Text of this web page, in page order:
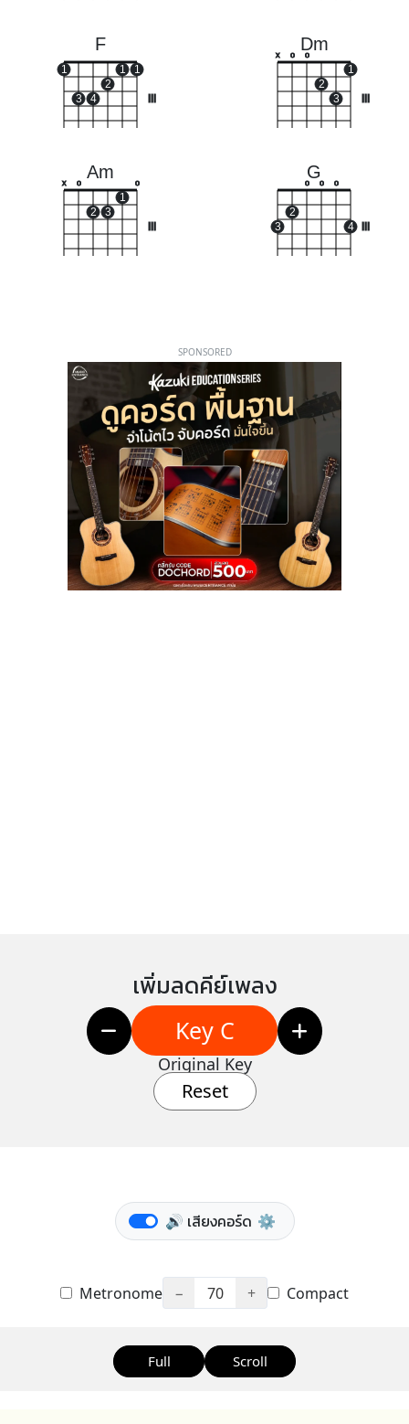
F
1
3 4
2
1 1
Dm
x o o
2
3
1
Am
x o
2 3
1
o
G
3
2
o o o
4
SPONSORED
เพิ่มลดคีย์เพลง
Key C
Original Key
Reset
🔊 เสียงคอร์ด ⚙️
Metronome − 70 + Compact
Full Scroll